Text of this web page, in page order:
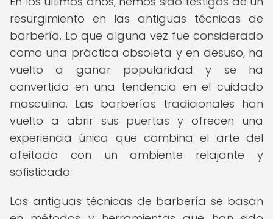
resurgimiento en las antiguas técnicas de
barbería. Lo que alguna vez fue considerado
como una práctica obsoleta y en desuso, ha
vuelto a ganar popularidad y se ha
convertido en una tendencia en el cuidado
masculino. Las barberías tradicionales han
vuelto a abrir sus puertas y ofrecen una
experiencia única que combina el arte del
afeitado con un ambiente relajante y
sofisticado.
Las antiguas técnicas de barbería se basan